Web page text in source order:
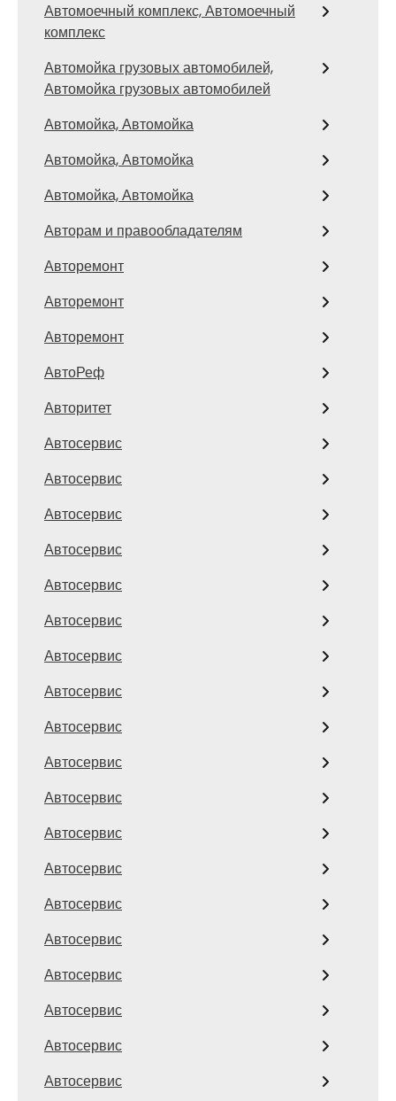
Автомоечный комплекс, Автомоечный
комплекс
Автомойка грузовых автомобилей,
Автомойка грузовых автомобилей
Автомойка, Автомойка
Автомойка, Автомойка
Автомойка, Автомойка
Авторам и правообладателям
Авторемонт
Авторемонт
Авторемонт
АвтоРеф
Авторитет
Автосервис
Автосервис
Автосервис
Автосервис
Автосервис
Автосервис
Автосервис
Автосервис
Автосервис
Автосервис
Автосервис
Автосервис
Автосервис
Автосервис
Автосервис
Автосервис
Автосервис
Автосервис
Автосервис